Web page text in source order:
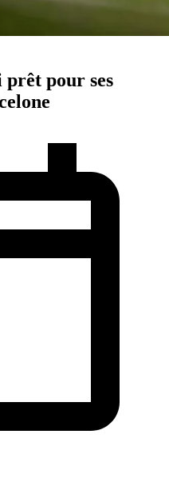
pour ses